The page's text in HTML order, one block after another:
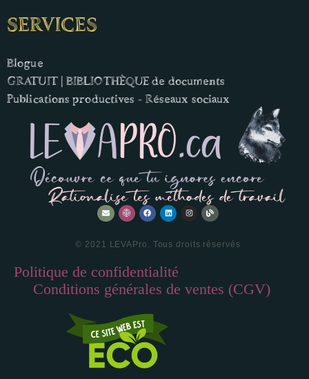
SERVICES
Blogue
GRATUIT | BIBLIOTHÈQUE de documents
Publications productives - Réseaux sociaux
© 2021 LEVAPro. Tous droits réservés
Politique de confidentialité
Conditions générales de ventes (CGV)